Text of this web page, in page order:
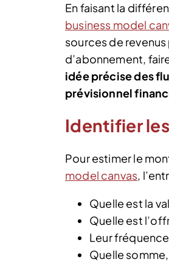
En faisant la
business model
sources de
d’abonnement,
idée précise des
prévisionnel
Identifier
Pour estimer le
model canvas ,
Quelle est la
Quelle est
Leur
Quelle